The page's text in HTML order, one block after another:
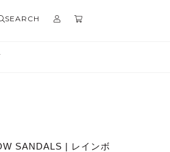
SEARCH
SANDALS | レインボ